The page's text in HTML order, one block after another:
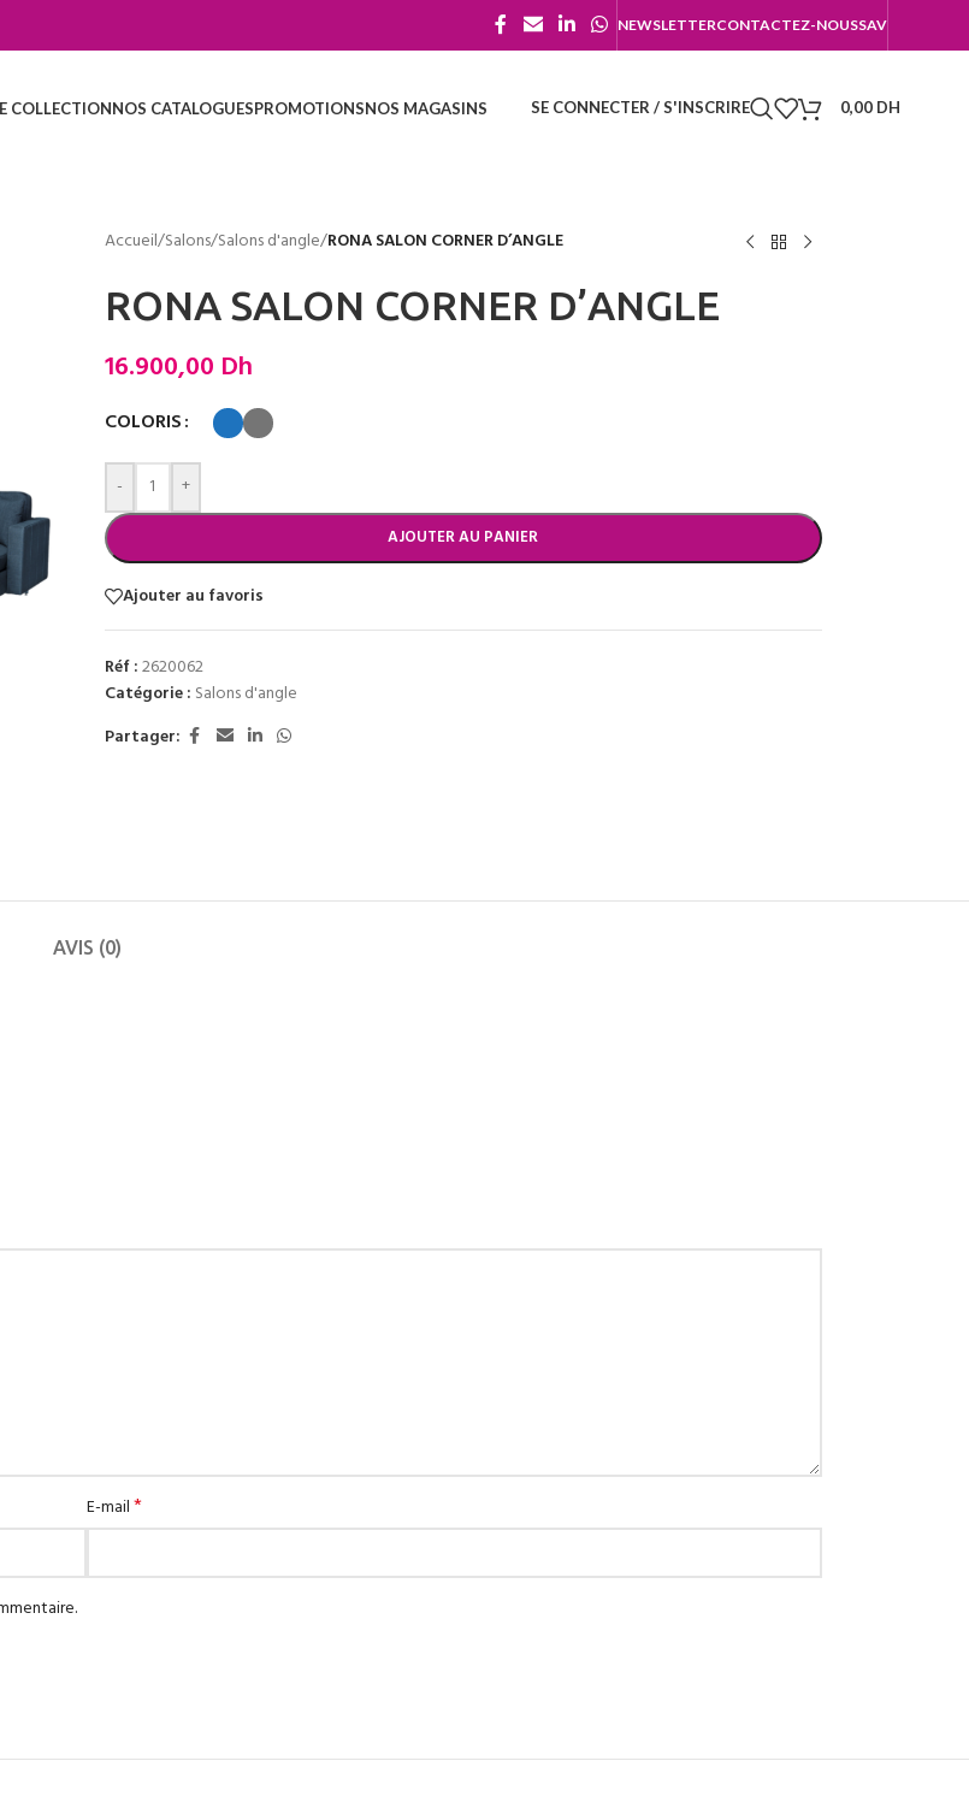
NEWSLETTERCONTACTEZ-NOUSSAV
COLLECTIONNOS CATALOGUESPROMOTIONSNOS MAGASINS SE CONNECTER / S'INSCRIRE 0,00 DH
Accueil/Salons/Salons d'angle/RONA SALON CORNER D’ANGLE
RONA SALON CORNER D’ANGLE
16.900,00 Dh
COLORIS
- +
AJOUTER AU PANIER
Ajouter au favoris
Réf :2620062
Catégorie : Salons d'angle
Partager:
AVIS (0)
E-mail*